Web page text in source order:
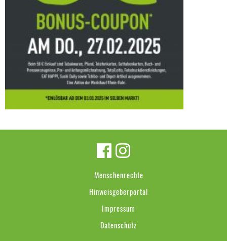
Menschenrechte
Hinweisgeberportal
Impressum
Datenschutz